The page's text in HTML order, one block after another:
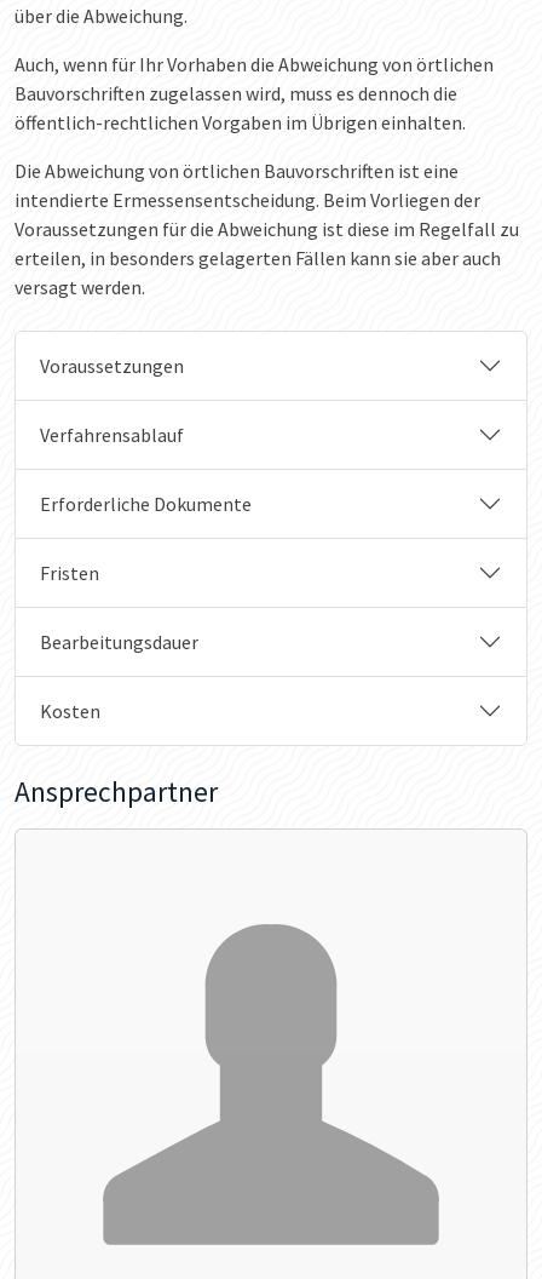
über die Abweichung.
Auch, wenn für Ihr Vorhaben die Abweichung von örtlichen
Bauvorschriften zugelassen wird, muss es dennoch die
öffentlich-rechtlichen Vorgaben im Übrigen einhalten.
Die Abweichung von örtlichen Bauvorschriften ist eine
intendierte Ermessensentscheidung. Beim Vorliegen der
Voraussetzungen für die Abweichung ist diese im Regelfall zu
erteilen, in besonders gelagerten Fällen kann sie aber auch
versagt werden.
Voraussetzungen
Verfahrensablauf
Erforderliche Dokumente
Fristen
Bearbeitungsdauer
Kosten
Ansprechpartner